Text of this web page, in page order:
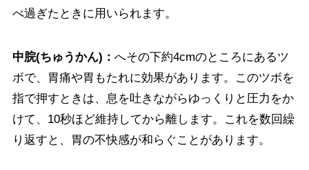
べ過ぎたときに用いられます。
中脘(ちゅうかん)： へその下約4cmのところにあるツ
ボで、胃痛や胃もたれに効果があります。このツボを
指で押すときは、息を吐きながらゆっくりと圧力をか
けて、10秒ほど維持してから離します。これを数回繰
り返すと、胃の不快感が和らぐことがあります。